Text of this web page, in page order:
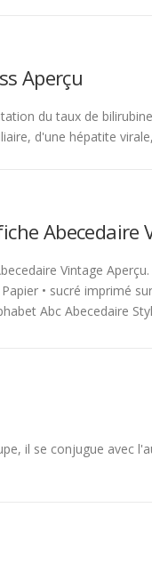
Aperçu
du taux de
d'une hépatite
Abecedaire
Vintage
• sucré imprimé
Abc Abecedaire
il se conjugue avec